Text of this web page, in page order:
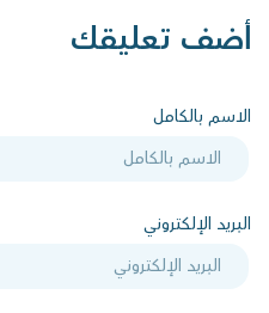
أضف تعليقك
الاسم بالكامل
البريد الإلكتروني